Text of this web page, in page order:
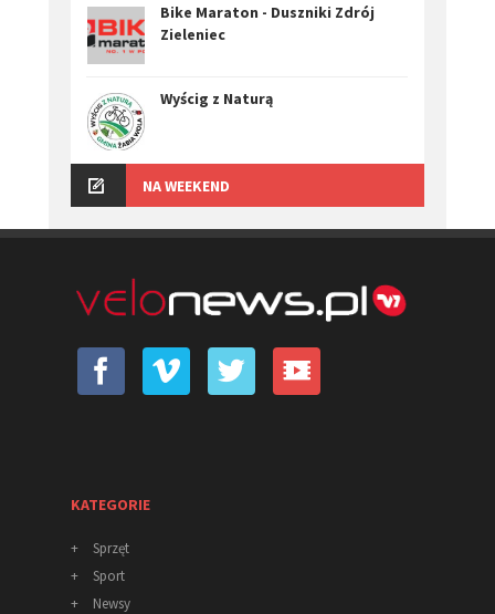
Bike Maraton - Duszniki Zdrój
Zieleniec
Wyścig z Naturą
NA WEEKEND
KATEGORIE
+
Sprzęt
+
Sport
+
Newsy